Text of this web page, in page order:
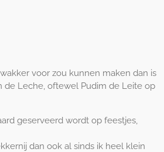
voor zou kunnen maken dan is
de Leche, oftewel Pudim de Leite op
geserveerd wordt op feestjes,
dan ook al sinds ik heel klein